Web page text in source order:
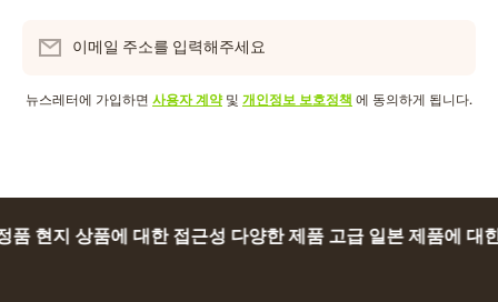
이메일 주소를 입력해주세요
뉴스레터에 가입하면 사용자 계약및 개인정보 보호정책 에 동의하게 됩니다.
지 상품에 대한 접근성 다양한 제품 고급 일본 제품에 대한 접